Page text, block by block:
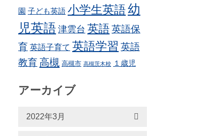
園 子ども英語 小学生英語幼
児英語 津雲台 英語英語保
育 英語子育て 英語学習 英語
教育 高槻 高槻市 高槻茨木校 １歳児
アーカイブ
2022年3月